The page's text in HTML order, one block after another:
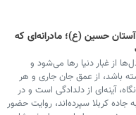
آستان حسین (ع)؛ مادرانه‌ای که
از غبار دنیا رها می‌شود و
باشد، از عمق جان جاری و هر
آینه‌ای از دلدادگی است و در
کربلا سپرده‌اند، روایت حضور